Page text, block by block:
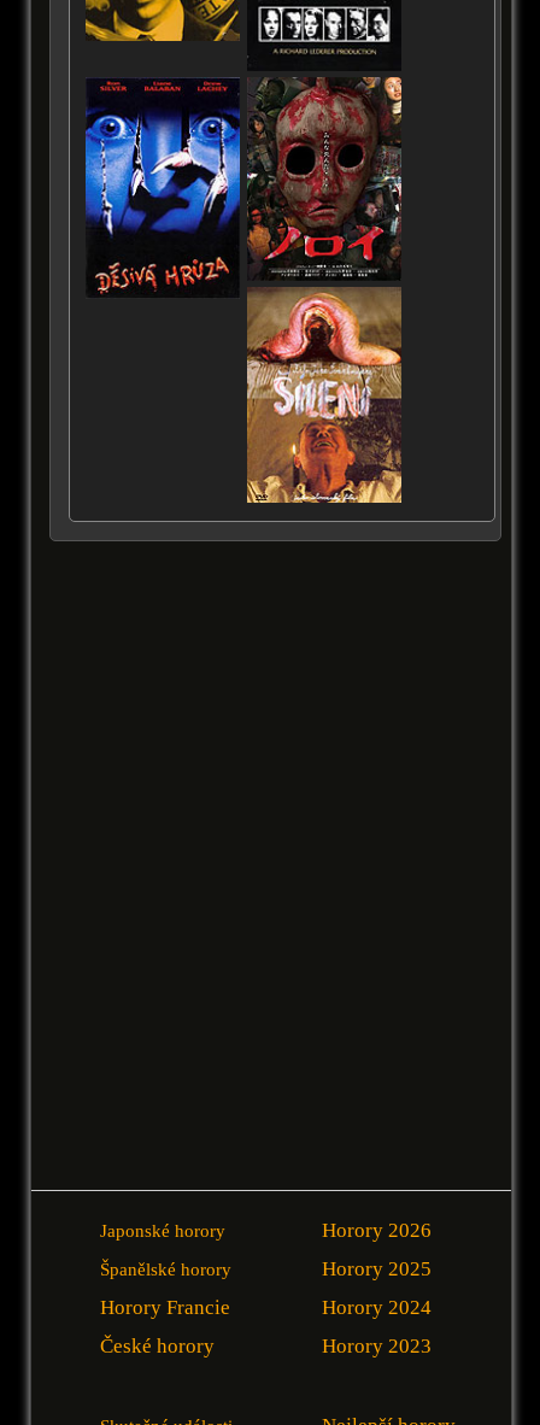
Japonské horory
Španělské horory
Horory Francie
České horory
Horory 2026
Horory 2025
Horory 2024
Horory 2023